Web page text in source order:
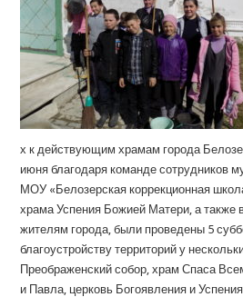
х к действующим храмам города
июня благодаря команде сотрудников
МОУ «Белозерская коррекционная
храма Успения Божией Матери, а
жителям города, были проведены 5
благоустройству территорий у
Преображенский собор, храм Спаса
и Павла, церковь Богоявления и